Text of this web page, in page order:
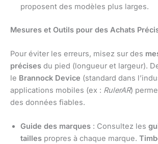
proposent des modèles plus larges.
Mesures et Outils pour des Achats
Pour éviter les erreurs, misez sur des
précises du pied (longueur et largeur).
le Brannock Device (standard dans
applications mobiles (ex : RulerAR)
des données fiables.
Guide des marques : Consultez les
tailles propres à chaque marque.